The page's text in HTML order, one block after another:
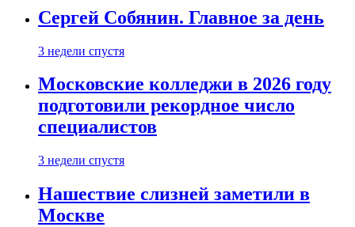
Сергей Собянин. Главное за день
3 недели спустя
Московские колледжи в 2026 году
подготовили рекордное число
специалистов
3 недели спустя
Нашествие слизней заметили в
Москве